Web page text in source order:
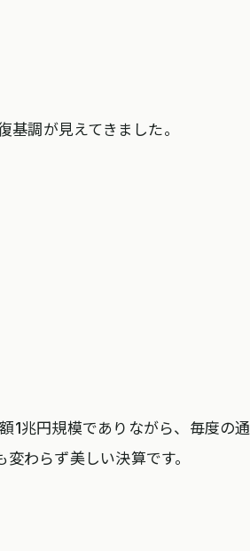
調が見えてきました。
1兆円規模でありながら、毎度の通
変わらず美しい決算です。